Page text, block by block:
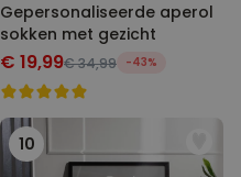
Gepersonaliseerde aperol
sokken met gezicht
€ 19,99€ 34,99 -43%
10